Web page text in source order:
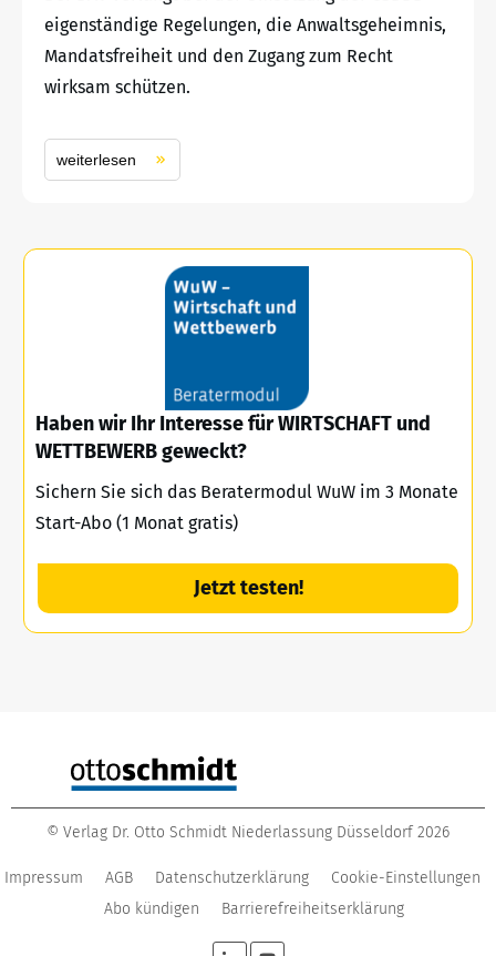
eigenständige Regelungen, die Anwaltsgeheimnis,
Mandatsfreiheit und den Zugang zum Recht
wirksam schützen.
weiterlesen
Haben wir Ihr Interesse für WIRTSCHAFT und
WETTBEWERB geweckt?
Sichern Sie sich das Beratermodul WuW im 3 Monate
Start-Abo (1 Monat gratis)
Jetzt testen!
© Verlag Dr. Otto Schmidt Niederlassung Düsseldorf 2026
Impressum AGB Datenschutzerklärung
Cookie-Einstellungen
Abo kündigen
Barrierefreiheitserklärung